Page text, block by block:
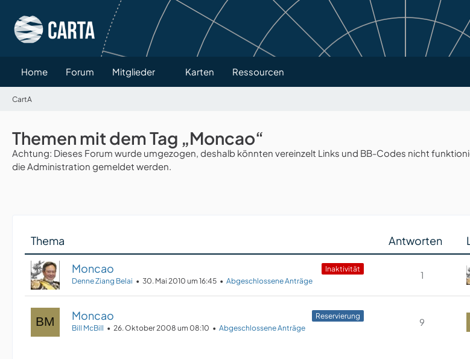
Home Forum Mitglieder Karten Ressourcen
CartA
Themen mit dem Tag „Moncao“
Achtung: Dieses Forum wurde umgezogen, deshalb könnten vereinzelt Links und BB-Codes nicht
die Administration gemeldet werden.
Thema Antworten
​Inaktivität
Moncao
Denne Ziang Belai 30. Mai 2010 um 16:45 Abgeschlossene Anträge
1
Reservierung
Moncao
Bill McBill 26. Oktober 2008 um 08:10 Abgeschlossene Anträge
9